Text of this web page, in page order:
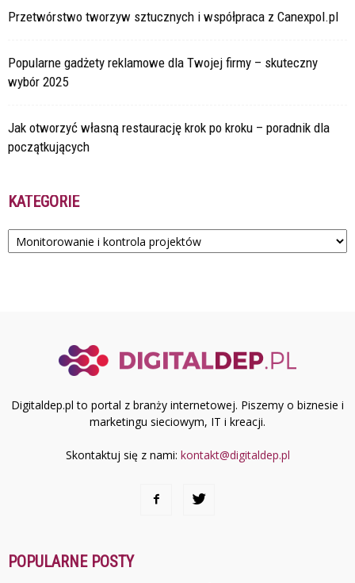
Przetwórstwo tworzyw sztucznych i współpraca z Canexpol.pl
Popularne gadżety reklamowe dla Twojej firmy – skuteczny
wybór 2025
Jak otworzyć własną restaurację krok po kroku – poradnik dla
początkujących
KATEGORIE
Kategorie
Digitaldep.pl to portal z branży internetowej. Piszemy o biznesie i
marketingu sieciowym, IT i kreacji.
Skontaktuj się z nami: kontakt@digitaldep.pl
POPULARNE POSTY